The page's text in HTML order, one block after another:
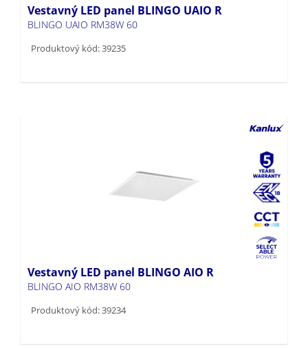
Vestavný LED panel BLINGO UAIO R
BLINGO UAIO RM38W 60
Produktový kód: 39235
Vestavný LED panel BLINGO AIO R
BLINGO AIO RM38W 60
Produktový kód: 39234